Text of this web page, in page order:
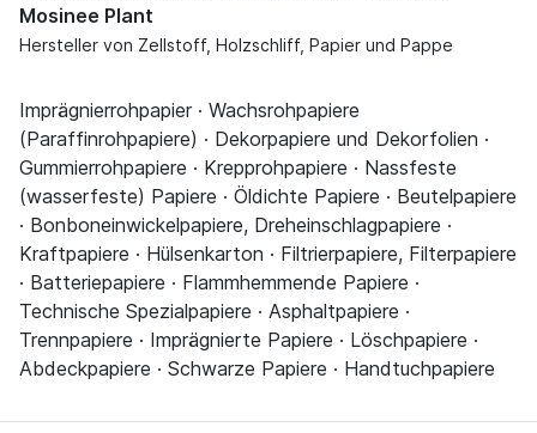
Mosinee Plant
Hersteller von Zellstoff, Holzschliff, Papier und Pappe
Imprägnierrohpapier · Wachsrohpapiere
(Paraffinrohpapiere) · Dekorpapiere und Dekorfolien ·
Gummierrohpapiere · Krepprohpapiere · Nassfeste
(wasserfeste) Papiere · Öldichte Papiere · Beutelpapiere
· Bonboneinwickelpapiere, Dreheinschlagpapiere ·
Kraftpapiere · Hülsenkarton · Filtrierpapiere, Filterpapiere
· Batteriepapiere · Flammhemmende Papiere ·
Technische Spezialpapiere · Asphaltpapiere ·
Trennpapiere · Imprägnierte Papiere · Löschpapiere ·
Abdeckpapiere · Schwarze Papiere · Handtuchpapiere